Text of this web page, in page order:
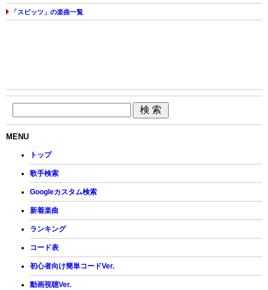
「スピッツ」の楽曲一覧
MENU
トップ
歌手検索
Googleカスタム検索
新着楽曲
ランキング
コード表
初心者向け簡単コードVer.
動画視聴Ver.